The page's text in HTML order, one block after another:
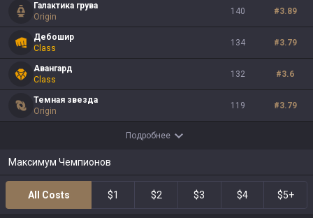
Галактика грува
Origin
140 #3.89
Дебошир
Class
134 #3.79
Авангард
Class
132 #3.6
Темная звезда
Origin
119 #3.79
Подробнее
Максимум Чемпионов
All Costs $1 $2 $3 $4 $5+